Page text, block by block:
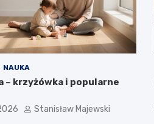
NAUKA
– krzyżówka i popularne
Stanisław Majewski